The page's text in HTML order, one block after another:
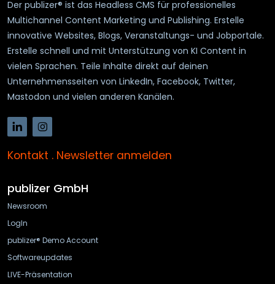
Der publizer® ist das Headless CMS für professionelles
Multichannel Content Marketing und Publishing. Erstelle
innovative Websites, Blogs, Veranstaltungs- und Jobportale.
Erstelle schnell und mit Unterstützung von KI Content in
vielen Sprachen. Teile Inhalte direkt auf deinen
Unternehmensseiten von LinkedIn, Facebook, Twitter,
Mastodon und vielen anderen Kanälen.
Kontakt . Newsletter anmelden
publizer GmbH
Newsroom
LogIn
publizer® Demo Account
Softwareupdates
LIVE-Präsentation